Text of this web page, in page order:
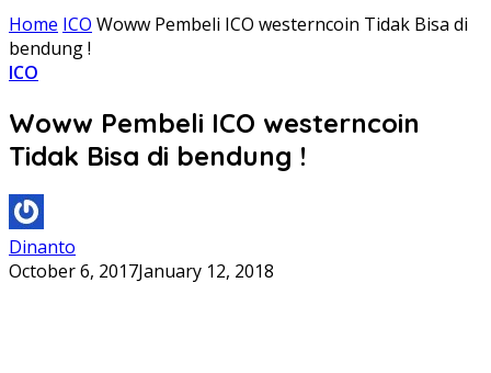
Home ICO Woww Pembeli ICO westerncoin Tidak Bisa di
bendung !
ICO
Woww Pembeli ICO westerncoin
Tidak Bisa di bendung !
Dinanto
October 6, 2017January 12, 2018